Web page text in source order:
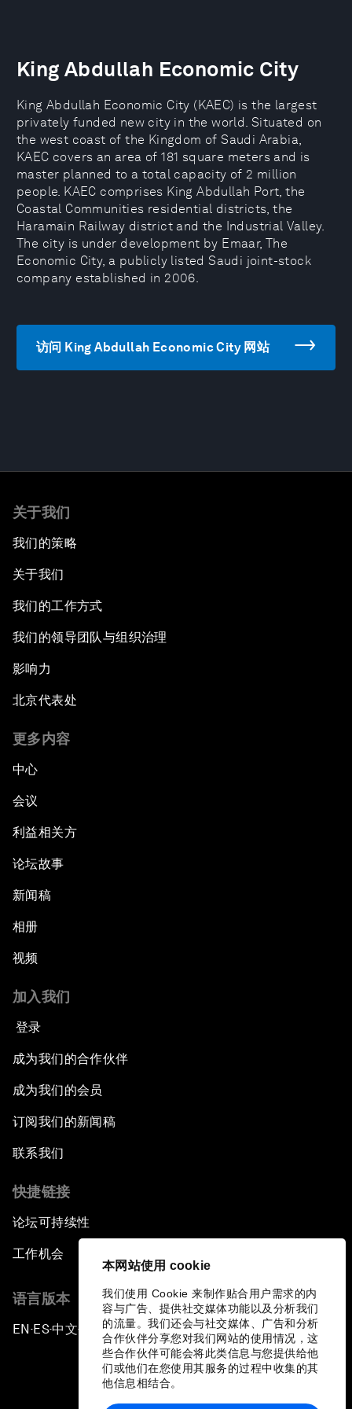
本网站使用 cookie
我们使用 Cookie 来制作贴合用户需求的内
容与广告、提供社交媒体功能以及分析我们
的流量。我们还会与社交媒体、广告和分析
合作伙伴分享您对我们网站的使用情况，这
些合作伙伴可能会将此类信息与您提供给他
们或他们在您使用其服务的过程中收集的其
他信息相结合。
King Abdullah Economic City
King Abdullah Economic City (KAEC) is the largest
privately funded new city in the world. Situated on
the west coast of the Kingdom of Saudi Arabia,
KAEC covers an area of 181 square meters and is
master planned to a total capacity of 2 million
people. KAEC comprises King Abdullah Port, the
Coastal Communities residential districts, the
Haramain Railway district and the Industrial Valley.
The city is under development by Emaar, The
Economic City, a publicly listed Saudi joint-stock
company established in 2006.
访问 King Abdullah Economic City 网站
关于我们
我们的策略
关于我们
我们的工作方式
我们的领导团队与组织治理
影响力
北京代表处
更多内容
中心
会议
利益相关方
论坛故事
新闻稿
相册
视频
加入我们
登录
成为我们的合作伙伴
成为我们的会员
订阅我们的新闻稿
联系我们
快捷链接
论坛可持续性
工作机会
语言版本
EN ▪ES▪中文▪ 日本語